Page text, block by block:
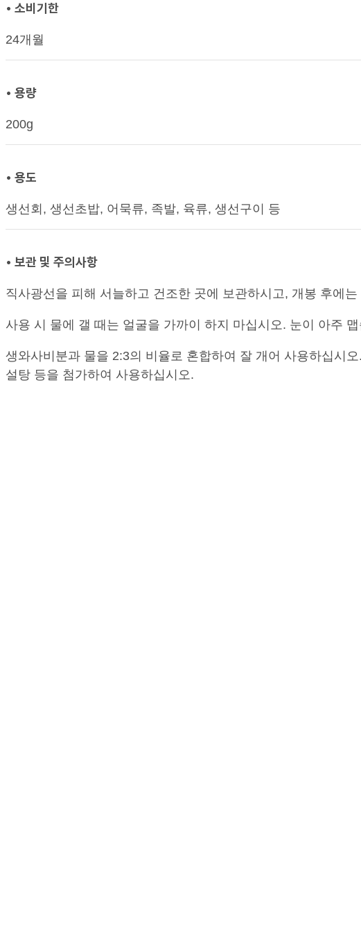
• 소비기한
24개월
• 용량
200g
• 용도
생선회, 생선초밥, 어묵류, 족발, 육류, 생선구이 등
• 보관 및 주의사항
직사광선을 피해 서늘하고 건조한 곳에 보관하시고, 개봉 후에
사용 시 물에 갤 때는 얼굴을 가까이 하지 마십시오. 눈이 아주
생와사비분과 물을 2:3의 비율로 혼합하여 잘 개어 사용하십시
설탕 등을 첨가하여 사용하십시오.